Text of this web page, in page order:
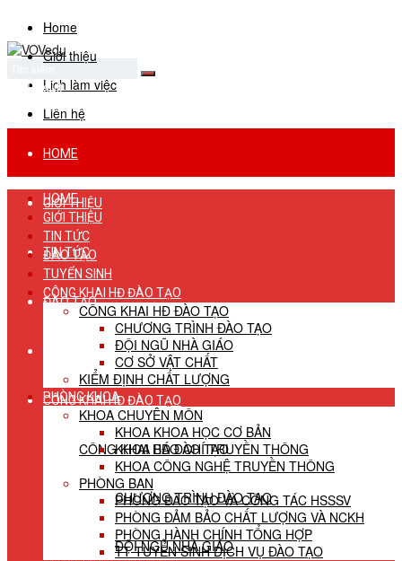
Home
Giới thiệu
Lịch làm việc
Liên hệ
No Result
View All Result
HOME
GIỚI THIỆU
TIN TỨC
ĐÀO TẠO
TUYỂN SINH
CÔNG KHAI HĐ ĐÀO TẠO
CÔNG KHAI HĐ ĐÀO TẠO
CHƯƠNG TRÌNH ĐÀO TẠO
ĐỘI NGŨ NHÀ GIÁO
HOME
GIỚI THIỆU
TIN TỨC
ĐÀO TẠO
TUYỂN SINH
CÔNG KHAI HĐ ĐÀO TẠO
CÔNG KHAI HĐ ĐÀO TẠO
CHƯƠNG TRÌNH ĐÀO TẠO
ĐỘI NGŨ NHÀ GIÁO
CƠ SỞ VẬT CHẤT
KIỂM ĐỊNH CHẤT LƯỢNG
PHÒNG KHOA
KHOA CHUYÊN MÔN
KHOA KHOA HỌC CƠ BẢN
KHOA BÁO CHÍ TRUYỀN THÔNG
KHOA CÔNG NGHỆ TRUYỀN THÔNG
PHÒNG BAN
PHÒNG ĐÀO TẠO VÀ CÔNG TÁC HSSSV
PHÒNG ĐẢM BẢO CHẤT LƯỢNG VÀ NCKH
PHÒNG HÀNH CHÍNH TỔNG HỢP
TT TUYỂN SINH DỊCH VỤ ĐÀO TẠO